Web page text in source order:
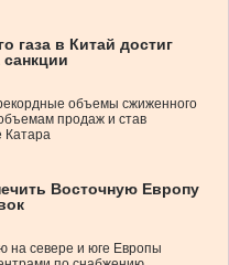
газа в Китай достиг
объемы сжиженного
продаж и став
Катара
Восточную Европу
на севере и юге Европы